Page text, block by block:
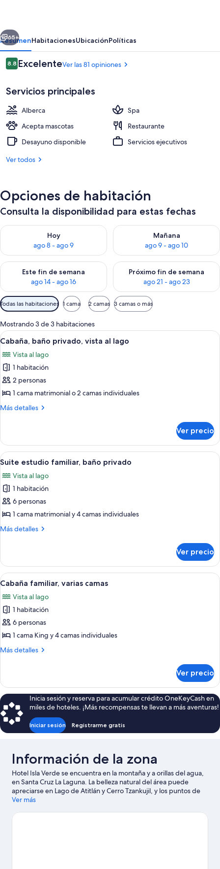
Restaurante
Siguiente
65+
ResumenHabitacionesUbicaciónPolíticas
Opiniones
8.88.8 de 10,
ExcelenteVer las 81 opiniones
Servicios principales
Alberca
Spa
Acepta mascotas
Restaurante
Desayuno disponible
Servicios ejecutivos
Ver todos
Opciones de habitación
Consulta la disponibilidad para estas fechas
Hoy
ago 8 - ago 9
Consulta la disponibilidad para hoy ago 8 - ago 9
Mañana
ago 9 - ago 10
Consulta la disponibilidad
Este fin de semana
ago 14 - ago 16
Consulta la disponibilidad para este fin de semana ago 14 -
Próximo fin de semana
ago 21 - ago 23
Consulta la disponibilidad
Filtros
disponibles
para
las
habitaciones
Todas las habitaciones 1 cama 2 camas 3 camas o más
Mostrando 3 de 3 habitaciones
Abrir
todas
las
fotos
de
Cabaña,
baño
al
lago
Un balcón con mobiliario de madera
11
Cabaña, baño privado, vista al lago
Vista al lago
1 habitación
2 personas
1 cama matrimonial o 2 camas individuales
Más detalles
Más
baño
privado,
vista
lago
Ver precio
Abrir
todas
las
fotos
de
Suite
estudio
privado
Suite estudio familiar, baño privado |
8
Suite estudio familiar, baño privado
Vista al lago
1 habitación
6 personas
1 cama matrimonial y 4 camas individuales
Más detalles
Más
estudio
familiar,
baño
Ver precio
Abrir
todas
las
fotos
de
Cabaña
familiar,
Un edificio de dos pisos con balcón,
10
Cabaña familiar, varias camas
Vista al lago
1 habitación
6 personas
1 cama King y 4 camas individuales
Más detalles
Más
familiar,
varias
camas
Ver precio
Inicia sesión y reserva para acumular crédito OneKeyCash en
miles de hoteles. ¡Más recompensas te llevan a más aventuras!
Iniciar sesión Registrarme gratis
Información de la zona
Hotel Isla Verde se encuentra en la montaña y a orillas del agua,
en Santa Cruz La Laguna. La belleza natural del área puede
apreciarse en Lago de Atitlán y Cerro Tzankujil, y los puntos de
interés incluyen Atitlan Reserve Butterfly Garden y Centro de
Cooperativa de café La Voz y La Calle de los Sombreros. Las
Ver más